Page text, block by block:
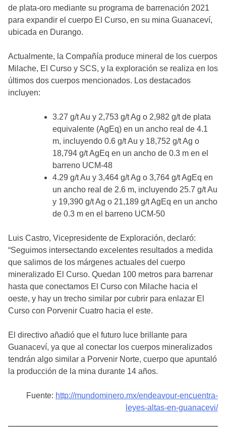
de plata-oro mediante su programa de barrenación 2021
para expandir el cuerpo El Curso, en su mina Guanaceví,
ubicada en Durango.
Actualmente, la Compañía produce mineral de los cuerpos
Milache, El Curso y SCS, y la exploración se realiza en los
últimos dos cuerpos mencionados. Los destacados
incluyen:
3.27 g/t Au y 2,753 g/t Ag o 2,982 g/t de plata
equivalente (AgEq) en un ancho real de 4.1
m, incluyendo 0.6 g/t Au y 18,752 g/t Ag o
18,794 g/t AgEq en un ancho de 0.3 m en el
barreno UCM-48
4.29 g/t Au y 3,464 g/t Ag o 3,764 g/t AgEq en
un ancho real de 2.6 m, incluyendo 25.7 g/t Au
y 19,390 g/t Ag o 21,189 g/t AgEq en un ancho
de 0.3 m en el barreno UCM-50
Luis Castro, Vicepresidente de Exploración, declaró:
“Seguimos intersectando excelentes resultados a medida
que salimos de los márgenes actuales del cuerpo
mineralizado El Curso. Quedan 100 metros para barrenar
hasta que conectamos El Curso con Milache hacia el
oeste, y hay un trecho similar por cubrir para enlazar El
Curso con Porvenir Cuatro hacia el este.
El directivo añadió que el futuro luce brillante para
Guanaceví, ya que al conectar los cuerpos mineralizados
tendrán algo similar a Porvenir Norte, cuerpo que apuntaló
la producción de la mina durante 14 años.
Fuente: http://mundominero.mx/endeavour-encuentra-
leyes-altas-en-guanacevi/